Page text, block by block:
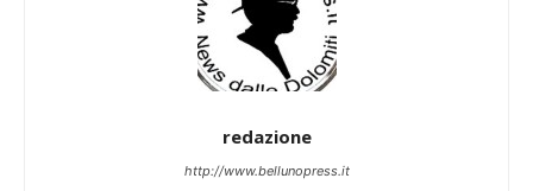
redazione
http://www.bellunopress.it